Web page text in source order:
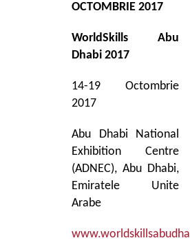
OCTOMBRIE 2017
WorldSkills Abu
Dhabi 2017
14-19 Octombrie
2017
Abu Dhabi National
Exhibition Centre
(ADNEC), Abu Dhabi,
Emiratele Unite
Arabe